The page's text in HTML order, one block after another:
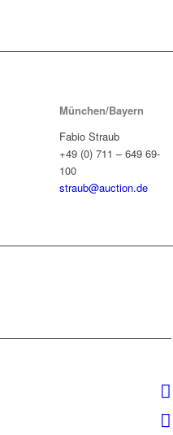
München/Bayern
Fabio Straub
+49 (0) 711 – 649 69-
100
straub@auction.de